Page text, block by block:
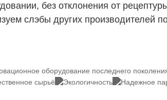
без отклонения от
слэбы других производителей